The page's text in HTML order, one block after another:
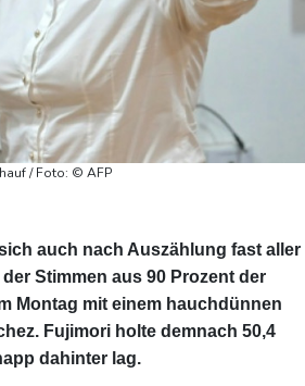
/ Foto: © AFP
auch nach Auszählung fast aller
Stimmen aus 90 Prozent der
Montag mit einem hauchdünnen
Fujimori holte demnach 50,4
dahinter lag.